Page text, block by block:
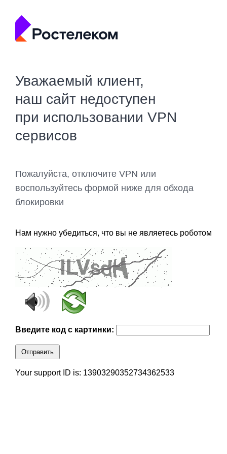
Уважаемый клиент,
наш сайт недоступен
при использовании VPN
сервисов
Пожалуйста, отключите VPN или
воспользуйтесь формой ниже для обхода
блокировки
Нам нужно убедиться, что вы не являетесь роботом
Введите код с картинки:
Отправить
Your support ID is: 13903290352734362533